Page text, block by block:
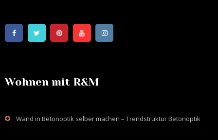
Wohnen mit R&M
Wand in Betonoptik selber machen – Trendstruktur Betonoptik